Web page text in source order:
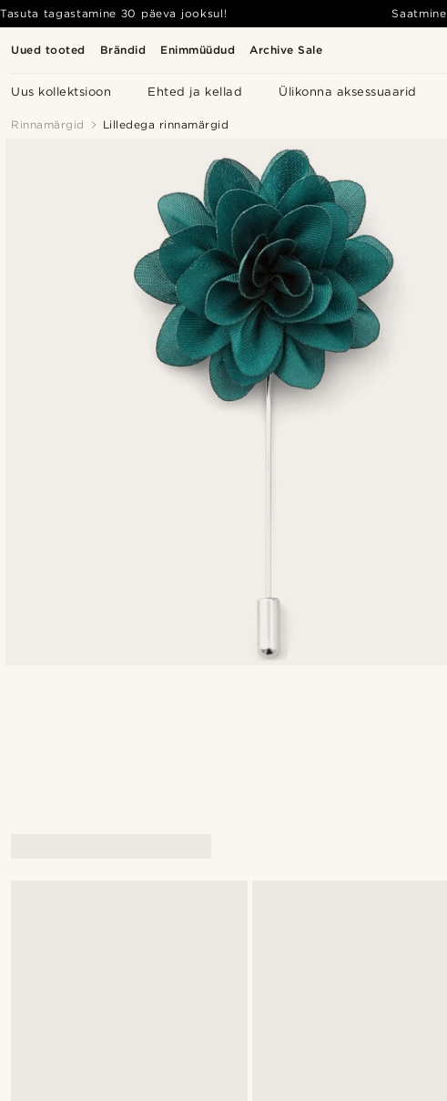
Uued tooted Brändid Enimmüüdud Archive Sale
Uus kollektsioon Ehted ja kellad Ülikonna aksessuaarid
Tasuta tagastamine 30 päeva jooksul! Saatmine
Rinnamärgid Lilledega rinnamärgid